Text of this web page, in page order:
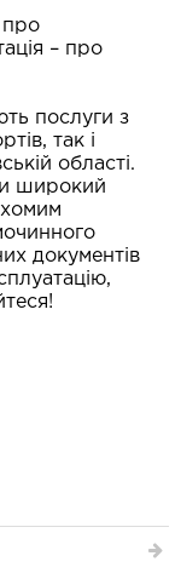
про
– про
послуги з
так і
області.
широкий
документів